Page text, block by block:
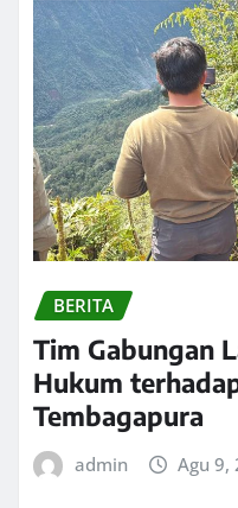
BERITA
Tim Gabungan
Hukum
Tembagapura
admin Agu 9,